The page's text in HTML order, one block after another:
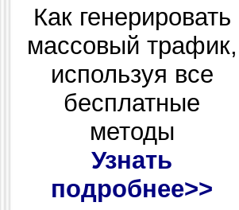
Как генерировать
массовый трафик,
используя все
бесплатные
методы
Узнать
подробнее>>